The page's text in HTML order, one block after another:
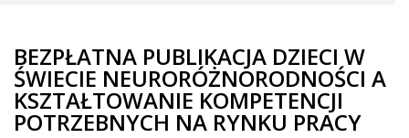
BEZPŁATNA PUBLIKACJA DZIECI W
ŚWIECIE NEURORÓŻNORODNOŚCI A
KSZTAŁTOWANIE KOMPETENCJI
POTRZEBNYCH NA RYNKU PRACY